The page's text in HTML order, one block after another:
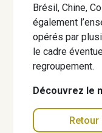
Brésil, Chine,
également
opérés par
le cadre
regroupement.
Découvrez le